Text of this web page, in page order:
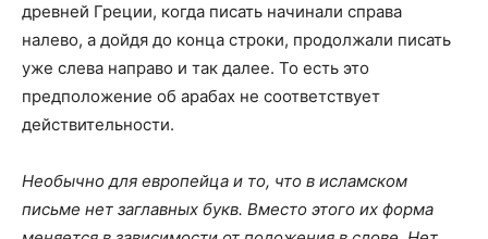
древней Греции, когда писать начинали справа
налево, а дойдя до конца строки, продолжали писать
уже слева направо и так далее. То есть это
предположение об арабах не соответствует
действительности.
Необычно для европейца и то, что в исламском
письме нет заглавных букв. Вместо этого их форма